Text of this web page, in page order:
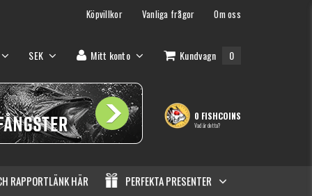
Köpvillkor Vanliga frågor Om oss
SEK Mitt konto Kundvagn 0
0 FISHCOINS
Vad är detta?
RAPPORTLÄNK HÄR
PERFEKTA PRESENTER